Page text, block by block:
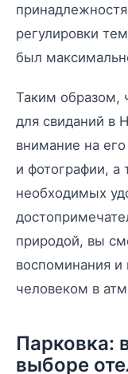
регулировки
был
Таким образом,
для свиданий в
внимание на
и фотографии, а
необходимых
природой, вы
воспоминания
человеком в
Парковка:
выборе